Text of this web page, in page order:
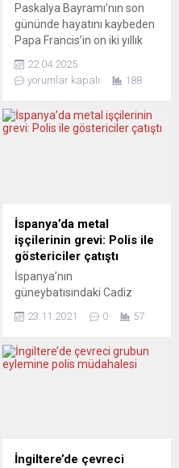
Paskalya Bayramı’nın son
gününde hayatını kaybeden
Papa Francis’in on iki yıllık
kapsamlı şekilde
değerlendiriliyor. Asıl adı
Arjantinli Papa, Buenos
Aires Başpiskoposu olduğu
2013’te papalığa
seçilmesiyle Katolik
Kilisesi’nin reform ve küresel
açılım umudu yeniden
canlanmıştı....
22.04.2025
yorumlar kapalı
188
İspanya’da metal
işçilerinin grevi: Polis ile
göstericiler çatıştı
İspanya’nın
güneybatısındaki Cadiz
işçisinin 8’inci gününe giren
polis müdahale etti. Toplu
iş sözleşmelerinin
başlayarak süresiz greve
23.11.2021 0 57
İngiltere’de çevreci